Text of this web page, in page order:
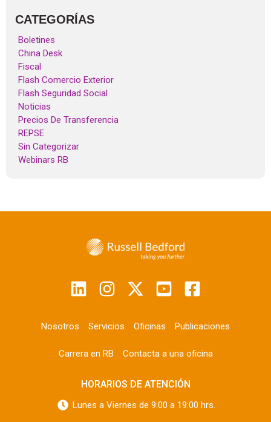
CATEGORÍAS
Boletines
China Desk
Fiscal
Flash Comercio Exterior
Flash Seguridad Social
Noticias
Precios De Transferencia
REPSE
Sin Categorizar
Webinars RB
Nosotros Servicios Oficinas Publicaciones
Carrera en RB Contacta a una oficina
HORARIOS DE ATENCIÓN
Lunes a Viernes de 9:00 a 19:00 hrs.